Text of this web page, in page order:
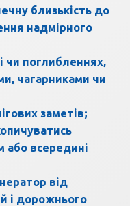
близькість до
надмірного
чи поглибленнях,
чагарниками чи
заметів;
або всередині
від
і дорожнього